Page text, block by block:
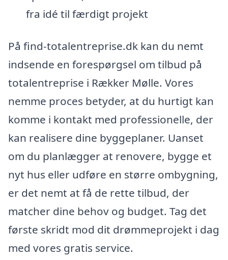
fra idé til færdigt projekt
På find-totalentreprise.dk kan du nemt
indsende en forespørgsel om tilbud på
totalentreprise i Rækker Mølle. Vores
nemme proces betyder, at du hurtigt kan
komme i kontakt med professionelle, der
kan realisere dine byggeplaner. Uanset
om du planlægger at renovere, bygge et
nyt hus eller udføre en større ombygning,
er det nemt at få de rette tilbud, der
matcher dine behov og budget. Tag det
første skridt mod dit drømmeprojekt i dag
med vores gratis service.